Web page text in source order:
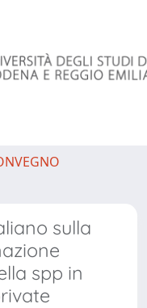
sulla
spp in